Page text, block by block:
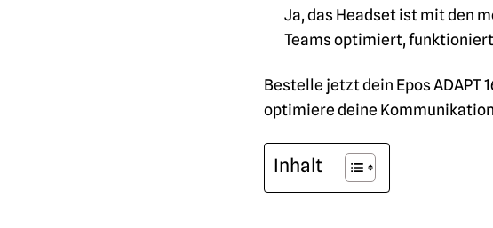
Ja, das Headset ist mit den
Teams optimiert,
Bestelle jetzt dein Epos ADAPT
optimiere deine
Inhalt